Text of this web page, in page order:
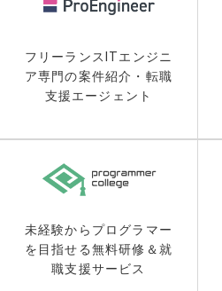
フリーランスITエンジニ
ア専門の案件紹介・転職
支援エージェント
未経験からプログラマー
を目指せる無料研修＆就
職支援サービス